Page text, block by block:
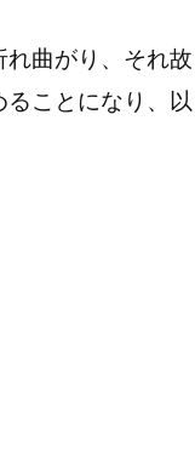
曲がり、それ故
ことになり、以